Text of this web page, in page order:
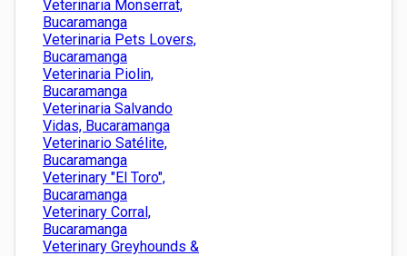
Veterinaria Monserrat,
Bucaramanga
Veterinaria Pets Lovers,
Bucaramanga
Veterinaria Piolin,
Bucaramanga
Veterinaria Salvando
Vidas, Bucaramanga
Veterinario Satélite,
Bucaramanga
Veterinary "El Toro",
Bucaramanga
Veterinary Corral,
Bucaramanga
Veterinary Greyhounds &